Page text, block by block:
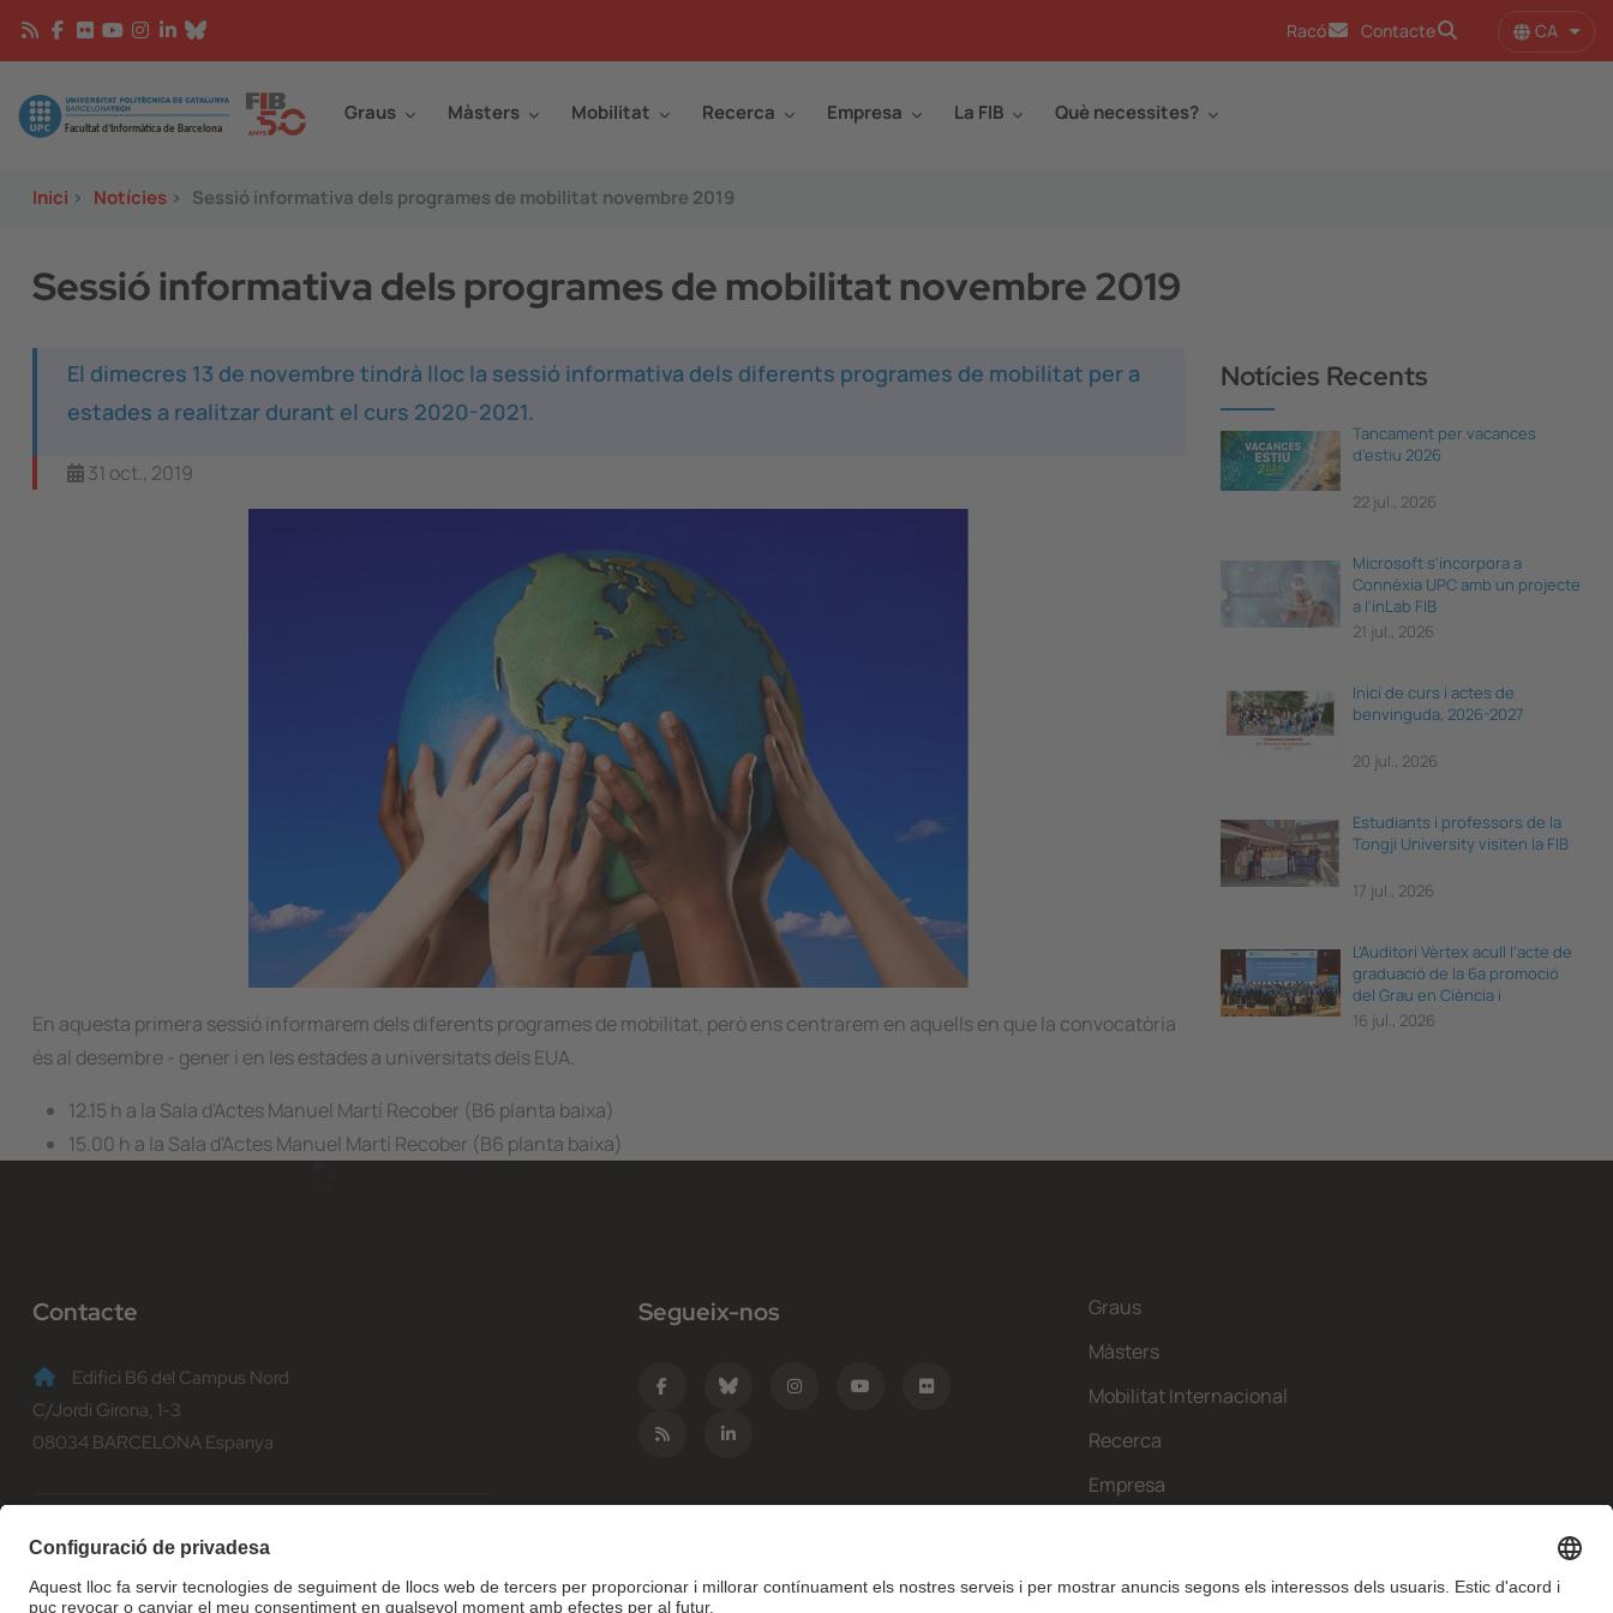
Vés al contingut
Racó Contacte CA
Image Graus Màsters Mobilitat Recerca Empresa La FIB Què necessites?
Inici > Notícies > Sessió informativa dels programes de mobilitat novembre 2019
Sessió informativa dels programes de mobilitat novembre 2019
El dimecres 13 de novembre tindrà lloc la sessió informativa dels diferents programes de mobilitat per a
estades a realitzar durant el curs 2020-2021.
31 oct., 2019
En aquesta primera sessió informarem dels diferents programes de mobilitat, però ens centrarem en aquells en que la convocatòria
és al desembre - gener i en les estades a universitats dels EUA.
12.15 h a la Sala d'Actes Manuel Martí Recober (B6 planta baixa)
15.00 h a la Sala d'Actes Manuel Martí Recober (B6 planta baixa)
Notícies Recents
Tancament per vacances
d'estiu 2026
22 jul., 2026
Microsoft s'incorpora a
Connèxia UPC amb un projecte
a l'inLab FIB
21 jul., 2026
Inici de curs i actes de
benvinguda, 2026-2027
20 jul., 2026
Estudiants i professors de la
Tongji University visiten la FIB
17 jul., 2026
L’Auditori Vèrtex acull l’acte de
graduació de la 6a promoció
del Grau en Ciència i
Enginyeria de Dades
16 jul., 2026
Contacte
Edifici B6 del Campus Nord
C/Jordi Girona, 1-3
08034 BARCELONA Espanya
informacio@fib.upc.edu
Segueix-nos
Graus
Màsters
Mobilitat Internacional
Recerca
Empresa